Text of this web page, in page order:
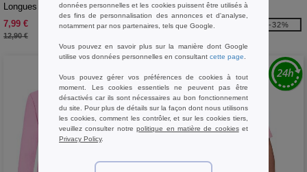
Longues Homme Ultra-T
7,99 €
12,90 €
-38%
Capuche Enfant
12,99 €
-32%
données personnelles et les cookies puissent être utilisés à
des fins de personnalisation des annonces et d'analyse,
notamment par nos partenaires, tels que Google.
Vous pouvez en savoir plus sur la manière dont Google
utilise vos données personnelles en consultant cette page
Vous pouvez gérer vos préférences de cookies à tout
moment. Les cookies essentiels ne peuvent pas être
désactivés car ils sont nécessaires au bon fonctionnement
du site. Pour plus de détails sur la façon dont nous utilisons
les cookies, comment les contrôler, et sur les cookies tiers,
veuillez consulter notrepolitique en matière de cookieset
Privacy Policy.